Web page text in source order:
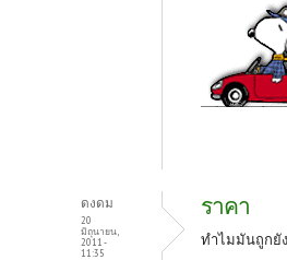
ดงดม
20
มิถุนายน,
2011 -
11:35
ราคา
ทำไมมันถูกยั